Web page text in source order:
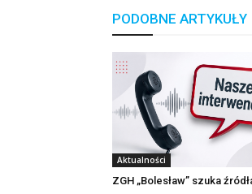
PODOBNE ARTYKUŁY
Aktualności
ZGH „Bolesław” szuka